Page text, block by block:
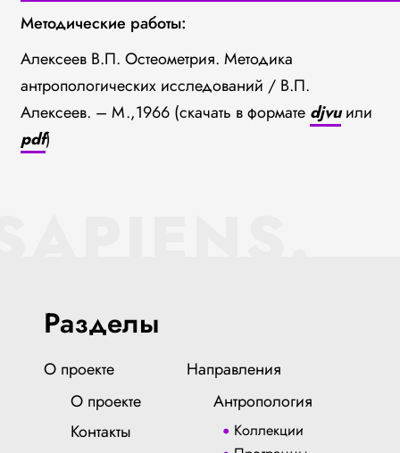
Методические работы:
Алексеев В.П. Остеометрия. Методика
антропологических исследований / В.П.
Алексеев. – М.,1966 (скачать в формате djvuили
pdf)
Разделы
О проекте
О проекте
Контакты
Направления
Антропология
Коллекции